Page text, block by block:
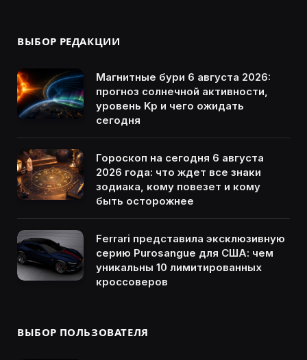
ВЫБОР РЕДАКЦИИ
Магнитные бури 6 августа 2026:
прогноз солнечной активности,
уровень Kp и чего ожидать
сегодня
Гороскоп на сегодня 6 августа
2026 года: что ждет все знаки
зодиака, кому повезет и кому
быть осторожнее
Ferrari представила эксклюзивную
серию Purosangue для США: чем
уникальны 10 лимитированных
кроссоверов
ВЫБОР ПОЛЬЗОВАТЕЛЯ